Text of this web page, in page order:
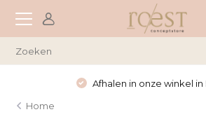
Afhalen in onze winkel in
Home